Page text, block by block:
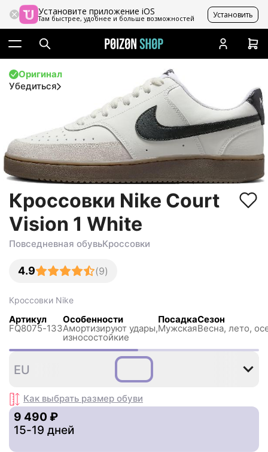
Установите приложение iOS
Там быстрее, удобнее и больше возможностей Установить
Оригинал
Убедиться
Кроссовки Nike Court
Vision 1 White
Повседневная обувьКроссовки
4.9 (9)
Кроссовки Nike
Артикул
FQ8075-133
Особенности
Амортизируют удары,
износостойкие
Посадка
Мужская
Сезон
Весна, лето,
40
EU
Как выбрать размер обуви
9 490 ₽
15-19 дней